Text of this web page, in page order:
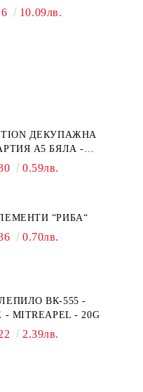
10.09лв.
ДЕКУПАЖНА
А5 БЯЛА -
0.59лв.
“РИБА“
0.70лв.
ВК-555 -
- MITREAPEL - 20G
2.39лв.